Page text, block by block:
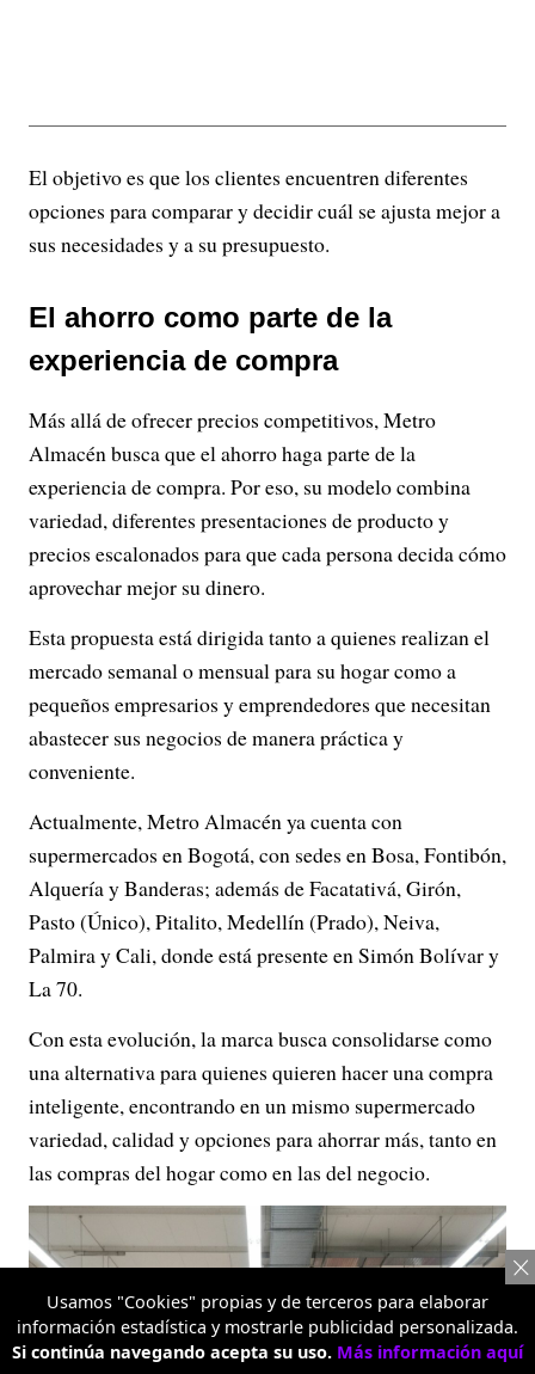
El objetivo es que los clientes encuentren diferentes
opciones para comparar y decidir cuál se ajusta mejor a
sus necesidades y a su presupuesto.
El ahorro como parte de la
experiencia de compra
Más allá de ofrecer precios competitivos, Metro
Almacén busca que el ahorro haga parte de la
experiencia de compra. Por eso, su modelo combina
variedad, diferentes presentaciones de producto y
precios escalonados para que cada persona decida cómo
aprovechar mejor su dinero.
Esta propuesta está dirigida tanto a quienes realizan el
mercado semanal o mensual para su hogar como a
pequeños empresarios y emprendedores que necesitan
abastecer sus negocios de manera práctica y
conveniente.
Actualmente, Metro Almacén ya cuenta con
supermercados en Bogotá, con sedes en Bosa, Fontibón,
Alquería y Banderas; además de Facatativá, Girón,
Pasto (Único), Pitalito, Medellín (Prado), Neiva,
Palmira y Cali, donde está presente en Simón Bolívar y
La 70.
Con esta evolución, la marca busca consolidarse como
una alternativa para quienes quieren hacer una compra
inteligente, encontrando en un mismo supermercado
variedad, calidad y opciones para ahorrar más, tanto en
las compras del hogar como en las del negocio.
Usamos "Cookies" propias y de terceros para elaborar
información estadística y mostrarle publicidad personalizada.
Si continúa navegando acepta su uso. Más información aquí